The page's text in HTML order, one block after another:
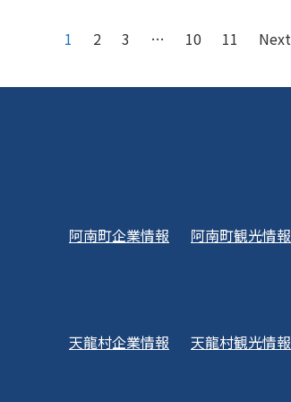
1 2 3 … 10 11 Next
阿南町企業情報
阿南町観光情報
天龍村企業情報
天龍村観光情報